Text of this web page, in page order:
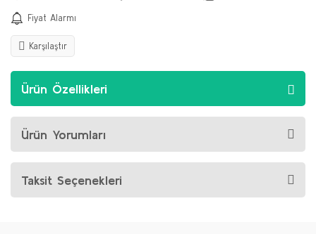
Fiyat Alarmı
Karşılaştır
Ürün Özellikleri
Ürün Yorumları
Taksit Seçenekleri